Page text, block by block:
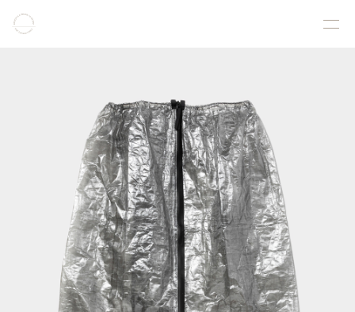
PRODUCT
GALLERY
ONLINE STORE
STORELIST
ABOUT